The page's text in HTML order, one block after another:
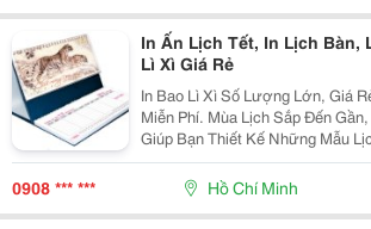
In Ấn Lịch Tết, In Lịch Bàn,
Lì Xì Giá Rẻ
In Bao Lì Xì Số Lượng Lớn, Giá
Miễn Phí. Mùa Lịch Sắp Đến Gần, Chúng Tôi Sẽ Lại
Giúp Bạn Thiết Kế Những Mẫu
Đáo Để Truyền Tải Bao Thông
Ngay Một Mẫu Lịch Bàn, Lịch
0908 *** *** Hồ Chí Minh